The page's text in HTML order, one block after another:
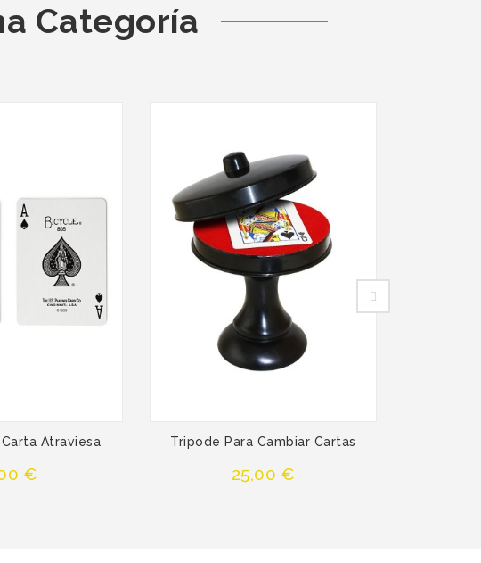
Categoría
Atraviesa
€
Tripode Para Cambiar Cartas
Precio
25,00 €